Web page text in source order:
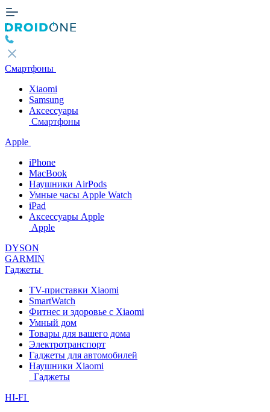
Смартфоны
Xiaomi
Samsung
Аксессуары
Смартфоны
Apple
iPhone
MacBook
Наушники AirPods
Умные часы Apple Watch
iPad
Аксессуары Apple
Apple
DYSON
GARMIN
Гаджеты
TV-приставки Xiaomi
SmartWatch
Фитнес и здоровье с Xiaomi
Умный дом
Товары для вашего дома
Электротранспорт
Гаджеты для автомобилей
Наушники Xiaomi
Гаджеты
HI-FI